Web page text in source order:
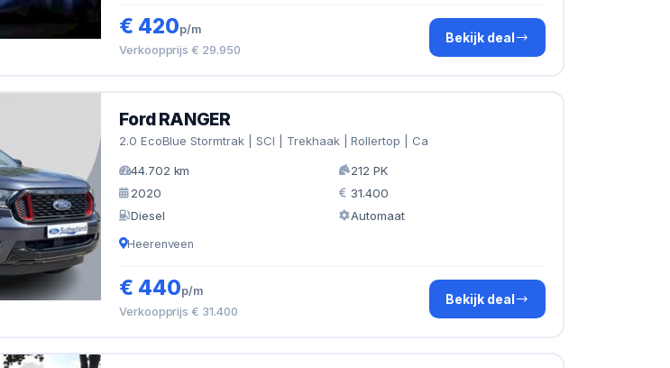
€ 420p/m
Verkoopprijs € 29.950
Bekijk deal
Ford RANGER
2.0 EcoBlue Stormtrak | SCI | Trekhaak | Rollertop | Ca
44.702 km
212 PK
2020
31.400
Diesel
Automaat
Heerenveen
€ 440p/m
Verkoopprijs € 31.400
Bekijk deal